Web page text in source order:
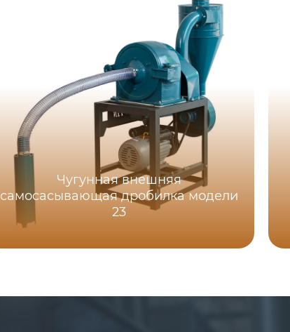
Чугунная внешняя
самоcасывающая дробилка модели
23